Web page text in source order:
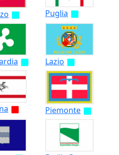
Puglia
Lazio
Piemonte